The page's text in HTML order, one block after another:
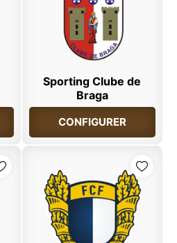
Sporting Clube de
Braga
CONFIGURER